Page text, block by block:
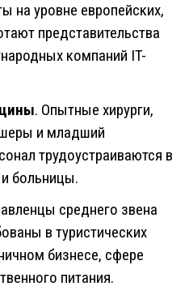
на уровне европейских,
представительства
компаний IT-
. Опытные хирурги,
и младший
трудоустраиваются в
больницы.
среднего звена
в туристических
бизнесе, сфере
питания.